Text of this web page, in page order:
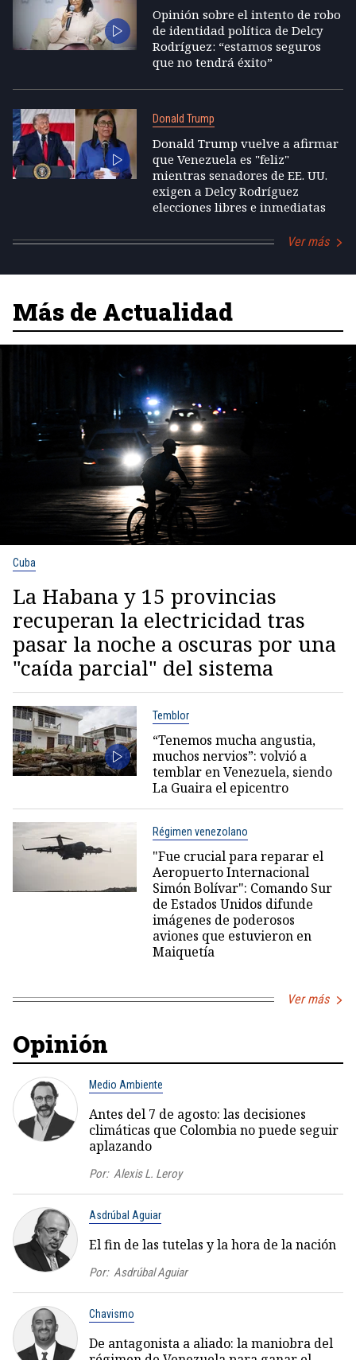
Opinión sobre el intento de robo
de identidad política de Delcy
Rodríguez: “estamos seguros
que no tendrá éxito”
Donald Trump
Donald Trump vuelve a afirmar
que Venezuela es "feliz"
mientras senadores de EE. UU.
exigen a Delcy Rodríguez
elecciones libres e inmediatas
Ver más
Más de Actualidad
Cuba
La Habana y 15 provincias
recuperan la electricidad tras
pasar la noche a oscuras por una
"caída parcial" del sistema
Temblor
“Tenemos mucha angustia,
muchos nervios”: volvió a
temblar en Venezuela, siendo
La Guaira el epicentro
Régimen venezolano
"Fue crucial para reparar el
Aeropuerto Internacional
Simón Bolívar": Comando Sur
de Estados Unidos difunde
imágenes de poderosos
aviones que estuvieron en
Maiquetía
Ver más
Opinión
Medio Ambiente
Antes del 7 de agosto: las decisiones
climáticas que Colombia no puede seguir
aplazando
Por: Alexis L. Leroy
Asdrúbal Aguiar
El fin de las tutelas y la hora de la nación
Por: Asdrúbal Aguiar
Chavismo
De antagonista a aliado: la maniobra del